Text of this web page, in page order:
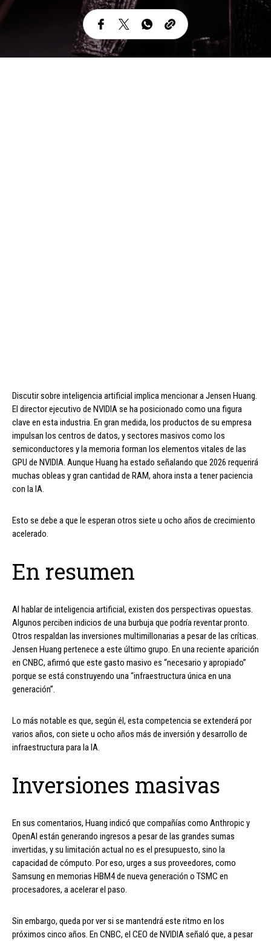
Discutir sobre inteligencia artificial implica mencionar a Jensen Huang.
El director ejecutivo de NVIDIA se ha posicionado como una figura
clave en esta industria. En gran medida, los productos de su empresa
impulsan los centros de datos, y sectores masivos como los
semiconductores y la memoria forman los elementos vitales de las
GPU de NVIDIA. Aunque Huang ha estado señalando que 2026 requerirá
muchas obleas y gran cantidad de RAM, ahora insta a tener paciencia
con la IA.
Esto se debe a que le esperan otros siete u ocho años de crecimiento
acelerado.
En resumen
Al hablar de inteligencia artificial, existen dos perspectivas opuestas.
Algunos perciben indicios de una burbuja que podría reventar pronto.
Otros respaldan las inversiones multimillonarias a pesar de las críticas.
Jensen Huang pertenece a este último grupo. En una reciente aparición
en CNBC, afirmó que este gasto masivo es “necesario y apropiado”
porque se está construyendo una “infraestructura única en una
generación”.
Lo más notable es que, según él, esta competencia se extenderá por
varios años, con siete u ocho años más de inversión y desarrollo de
infraestructura para la IA.
Inversiones masivas
En sus comentarios, Huang indicó que compañías como Anthropic y
OpenAI están generando ingresos a pesar de las grandes sumas
invertidas, y su limitación actual no es el presupuesto, sino la
capacidad de cómputo. Por eso, urges a sus proveedores, como
Samsung en memorias HBM4 de nueva generación o TSMC en
procesadores, a acelerar el paso.
Sin embargo, queda por ver si se mantendrá este ritmo en los
próximos cinco años. En CNBC, el CEO de NVIDIA señaló que, a pesar